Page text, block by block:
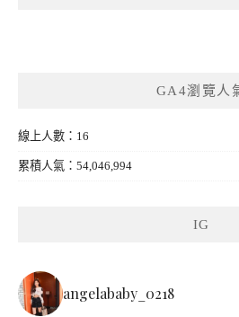
GA4瀏覽人
線上人數：16
累積人氣：54,046,994
IG
angelababy_0218